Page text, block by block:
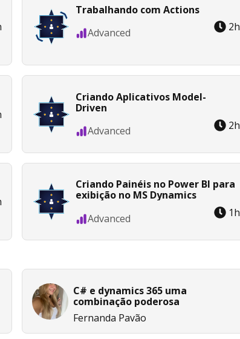
Trabalhando com Actions
Advanced
2h
Criando Aplicativos Model-
Driven
Advanced
2h
Criando Painéis no Power BI para
exibição no MS Dynamics
Advanced
1h
C# e dynamics 365 uma
combinação poderosa
Fernanda Pavão